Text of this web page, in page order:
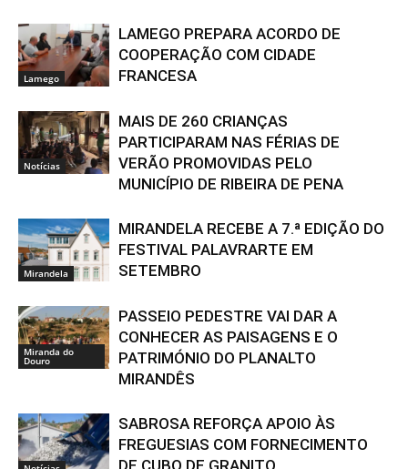
Lamego
LAMEGO PREPARA ACORDO DE
COOPERAÇÃO COM CIDADE
FRANCESA
Notícias
MAIS DE 260 CRIANÇAS
PARTICIPARAM NAS FÉRIAS DE
VERÃO PROMOVIDAS PELO
MUNICÍPIO DE RIBEIRA DE PENA
Mirandela
MIRANDELA RECEBE A 7.ª EDIÇÃO DO
FESTIVAL PALAVRARTE EM
SETEMBRO
Miranda do
Douro
PASSEIO PEDESTRE VAI DAR A
CONHECER AS PAISAGENS E O
PATRIMÓNIO DO PLANALTO
MIRANDÊS
SABROSA REFORÇA APOIO ÀS
FREGUESIAS COM FORNECIMENTO